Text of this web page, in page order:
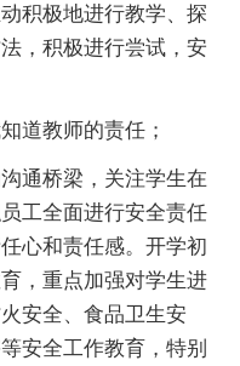
积极地进行教学、探
，积极进行尝试，安
道教师的责任；
通桥梁，关注学生在
工全面进行安全责任
心和责任感。开学初
，重点加强对学生进
安全、食品卫生安
安全工作教育，特别